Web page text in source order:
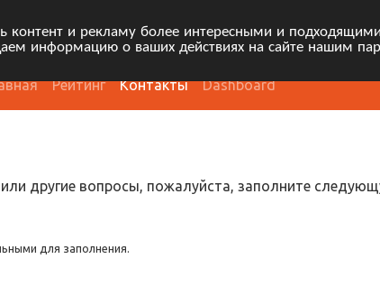
и рекламу более интересными и
информацию о ваших действиях на сайте нашим
Рейтинг Контакты Dashboard
или другие вопросы, пожалуйста, заполните
для заполнения.